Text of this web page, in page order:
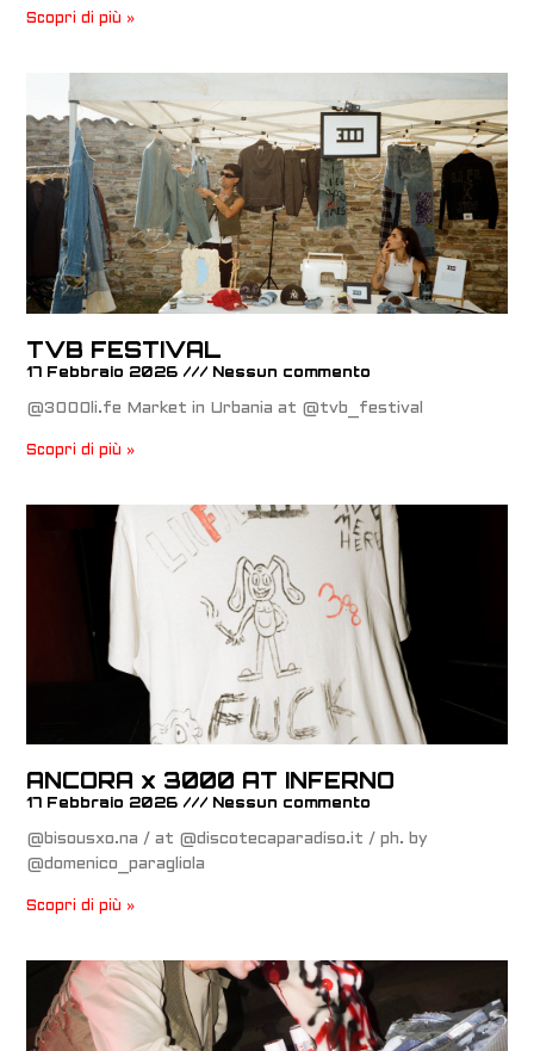
Scopri di più »
TVB FESTIVAL
17 Febbraio 2026 Nessun commento
@3000li.fe Market in Urbania at @tvb_festival
Scopri di più »
ANCORA x 3000 AT INFERNO
17 Febbraio 2026 Nessun commento
@bisousxo.na / at @discotecaparadiso.it / ph. by
@domenico_paragliola
Scopri di più »